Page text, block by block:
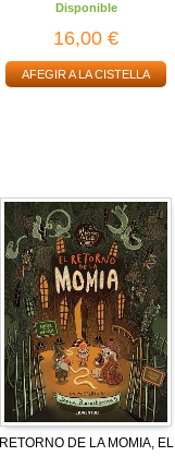
Disponible
16,00 €
AFEGIR A LA CISTELLA
RETORNO DE LA MOMIA, EL